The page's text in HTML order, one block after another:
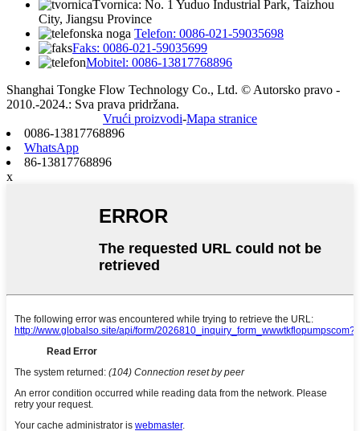
Tvornica: No. 1 Yuduo Industrial Park, Taizhou
City, Jiangsu Province
Telefon: 0086-021-59035698
Faks: 0086-021-59035699
Mobitel: 0086-13817768896
Shanghai Tongke Flow Technology Co., Ltd. © Autorsko pravo -
2010.-2024.: Sva prava pridržana.
Vrući proizvodi-Mapa stranice
0086-13817768896
WhatsApp
86-13817768896
x